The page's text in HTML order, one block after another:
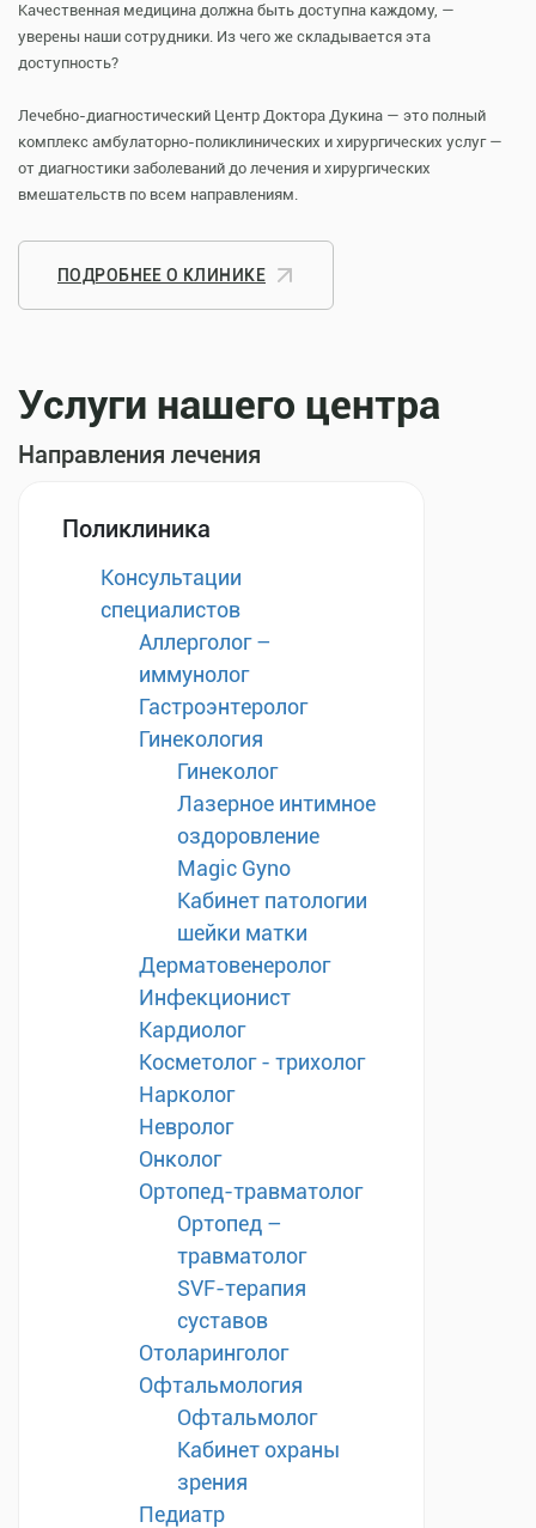
Качественная медицина должна быть доступна каждому, —
уверены наши сотрудники. Из чего же складывается эта
доступность?
Лечебно-диагностический Центр Доктора Дукина — это полный
комплекс амбулаторно-поликлинических и хирургических услуг —
от диагностики заболеваний до лечения и хирургических
вмешательств по всем направлениям.
ПОДРОБНЕЕ О КЛИНИКЕ
Услуги нашего центра
Направления лечения
Поликлиника
Консультации
специалистов
Аллерголог –
иммунолог
Гастроэнтеролог
Гинекология
Гинеколог
Лазерное интимное
оздоровление
Magic Gyno
Кабинет патологии
шейки матки
Дерматовенеролог
Инфекционист
Кардиолог
Косметолог - трихолог
Нарколог
Невролог
Онколог
Ортопед-травматолог
Ортопед –
травматолог
SVF-терапия
суставов
Отоларинголог
Офтальмология
Офтальмолог
Кабинет охраны
зрения
Педиатр